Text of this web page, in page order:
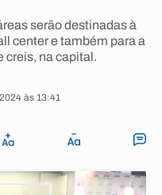
serão destinadas à
center e também para a
creis, na capital.
às 13:41